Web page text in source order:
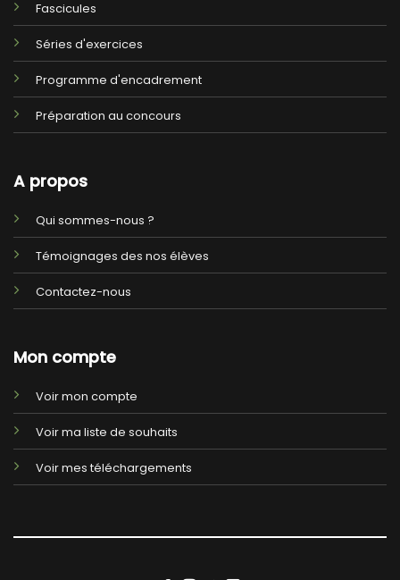
Fascicules
Séries d'exercices
Programme d'encadrement
Préparation au concours
A propos
Qui sommes-nous ?
Témoignages des nos élèves
Contactez-nous
Mon compte
Voir mon compte
Voir ma liste de souhaits
Voir mes téléchargements